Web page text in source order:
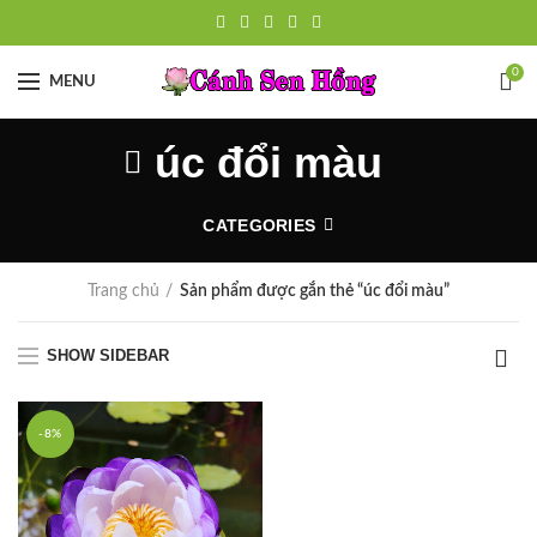
MENU
0
úc đổi màu
CATEGORIES
Trang chủ Sản phẩm được gắn thẻ “úc đổi màu”
SHOW SIDEBAR
-8%